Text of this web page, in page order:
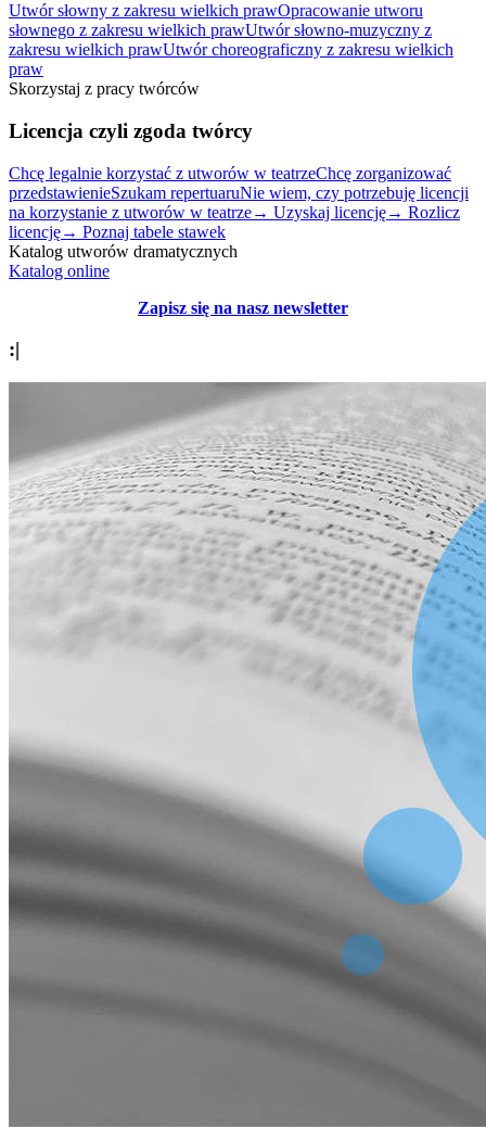
Utwór słowny z zakresu wielkich prawOpracowanie utworu
słownego z zakresu wielkich prawUtwór słowno-muzyczny z
zakresu wielkich prawUtwór choreograficzny z zakresu wielkich
praw
Skorzystaj z pracy twórców
Licencja czyli zgoda twórcy
Chcę legalnie korzystać z utworów w teatrzeChcę zorganizować
przedstawienieSzukam repertuaruNie wiem, czy potrzebuję licencji
na korzystanie z utworów w teatrze→ Uzyskaj licencję→ Rozlicz
licencję→ Poznaj tabele stawek
Katalog utworów dramatycznych
Katalog online
Zapisz się na nasz newsletter
:|